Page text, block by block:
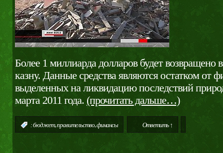
Более 1 миллиарда долларов будет возвращено
казну. Данные средства являются остатком от
выделенных на ликвидацию последствий
марта 2011 года. (прочитать дальше…)
:бюджет, правительство финансы Ответить ↑